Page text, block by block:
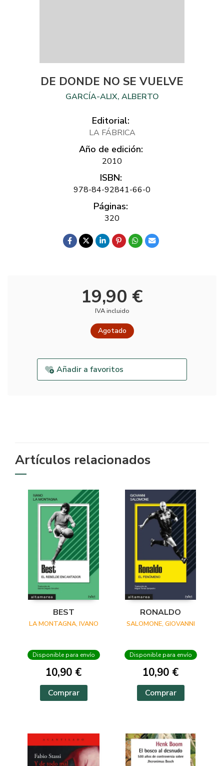
DE DONDE NO SE VUELVE
GARCÍA-ALIX, ALBERTO
Editorial:
LA FÁBRICA
Año de edición:
2010
ISBN:
978-84-92841-66-0
Páginas:
320
19,90 €
IVA incluido
Agotado
Añadir a favoritos
Artículos relacionados
BEST
LA MONTAGNA, IVANO
Disponible para envío
10,90 €
Comprar
RONALDO
SALOMONE, GIOVANNI
Disponible para envío
10,90 €
Comprar